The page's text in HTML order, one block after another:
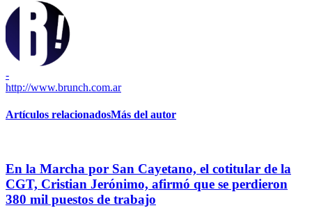
-
http://www.brunch.com.ar
Artículos relacionadosMás del autor
En la Marcha por San Cayetano, el cotitular de la
CGT, Cristian Jerónimo, afirmó que se perdieron
380 mil puestos de trabajo